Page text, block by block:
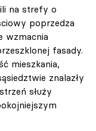
na strefy o
poprzedza
wzmacnia
fasady.
mieszkania,
znalazły
służy